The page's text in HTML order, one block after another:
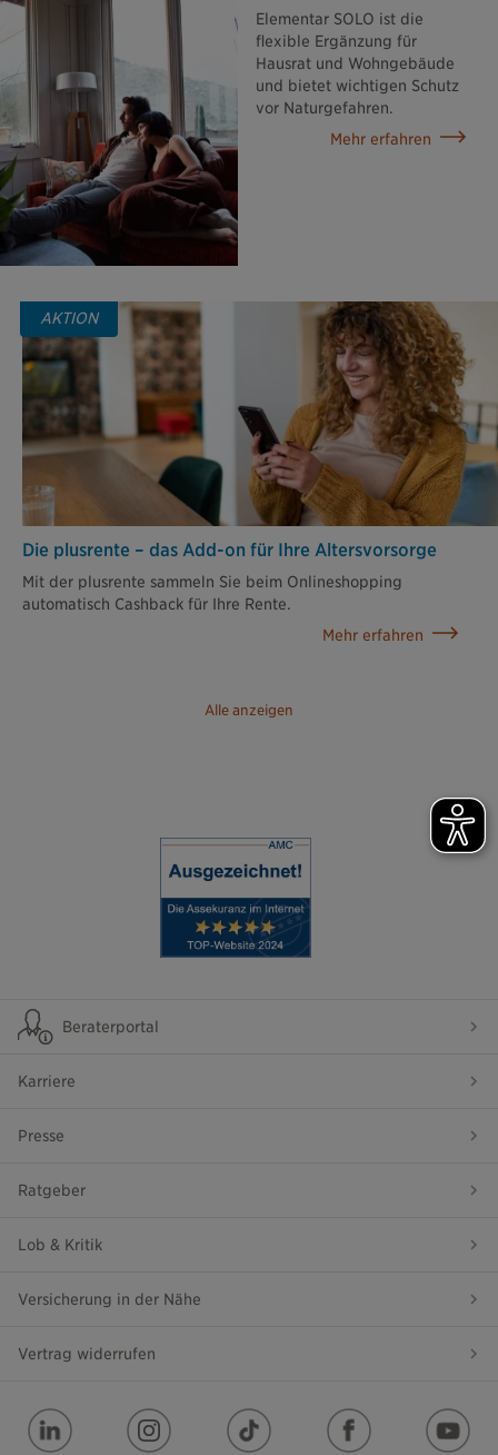
Alle anzeigen
Elementar SOLO ist die
flexible Ergänzung für
Hausrat und Wohngebäude
und bietet wichtigen Schutz
vor Naturgefahren.
Mehr erfahren
AKTION
Die plusrente – das Add-on für Ihre Altersvorsorge
Mit der plusrente sammeln Sie beim Onlineshopping
automatisch Cashback für Ihre Rente.
Mehr erfahren
Beraterportal
Karriere
Presse
Ratgeber
Lob & Kritik
Versicherung in der Nähe
Vertrag widerrufen